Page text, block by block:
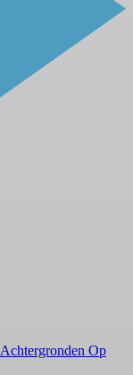
Achtergronden Op